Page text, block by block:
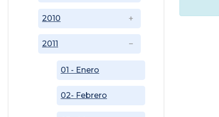
2010
2011
01 - Enero
02- Febrero